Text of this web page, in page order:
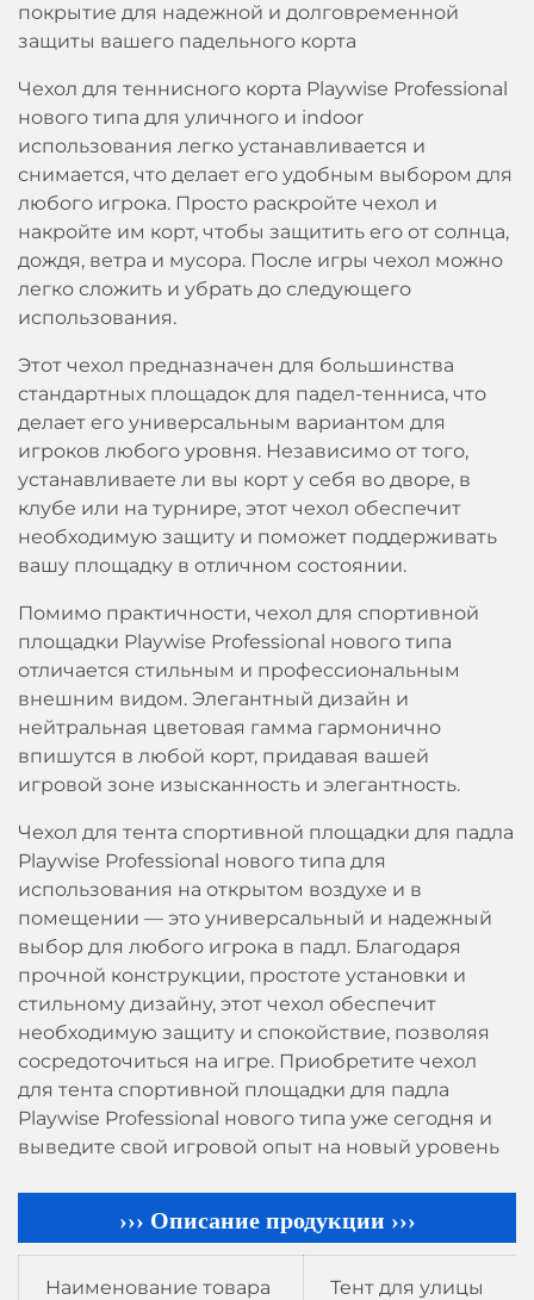
покрытие для надежной и долговременной
защиты вашего падельного корта
Чехол для теннисного корта Playwise Professional
нового типа для уличного и indoor
использования легко устанавливается и
снимается, что делает его удобным выбором для
любого игрока. Просто раскройте чехол и
накройте им корт, чтобы защитить его от солнца,
дождя, ветра и мусора. После игры чехол можно
легко сложить и убрать до следующего
использования.
Этот чехол предназначен для большинства
стандартных площадок для падел-тенниса, что
делает его универсальным вариантом для
игроков любого уровня. Независимо от того,
устанавливаете ли вы корт у себя во дворе, в
клубе или на турнире, этот чехол обеспечит
необходимую защиту и поможет поддерживать
вашу площадку в отличном состоянии.
Помимо практичности, чехол для спортивной
площадки Playwise Professional нового типа
отличается стильным и профессиональным
внешним видом. Элегантный дизайн и
нейтральная цветовая гамма гармонично
впишутся в любой корт, придавая вашей
игровой зоне изысканность и элегантность.
Чехол для тента спортивной площадки для падла
Playwise Professional нового типа для
использования на открытом воздухе и в
помещении — это универсальный и надежный
выбор для любого игрока в падл. Благодаря
прочной конструкции, простоте установки и
стильному дизайну, этот чехол обеспечит
необходимую защиту и спокойствие, позволяя
сосредоточиться на игре. Приобретите чехол
для тента спортивной площадки для падла
Playwise Professional нового типа уже сегодня и
выведите свой игровой опыт на новый уровень
››› Описание продукции ›››
Наименование товара Тент для улицы